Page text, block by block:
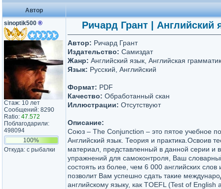
Автор
sinoptik500 ®
Стаж: 10 лет
Сообщений: 8290
Ratio: 47.572
Поблагодарили:
498094
100%
Откуда: с рыбалки
Ричард Грант | Английский
Автор: Ричард Грант
Издательство: Самиздат
Жанр: Английский язык, Английская
Язык: Русский, Английский
Формат: PDF
Качество: Обработанный скан
Иллюстрации: Отсутствуют
Описание:
Союз – The Conjunction – это пятое учебное
Английский язык. Теория и практика.Освоив
материал, представленный в данной серии и
упражнений для самоконтроля, Ваш
состоять из более, чем 6 000 английских
позволит Вам успешно сдать такие
английскому языку, как TOEFL (Test of English